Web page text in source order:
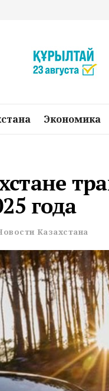
Экономика
года
Казахстана